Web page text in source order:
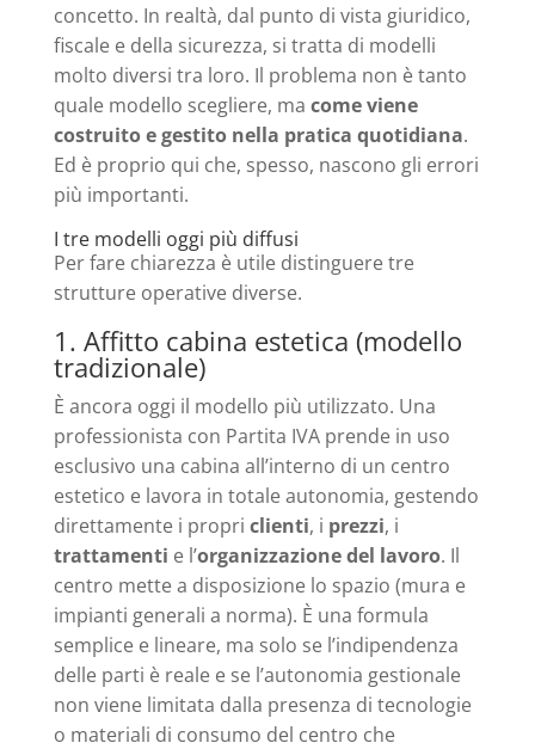
concetto. In realtà, dal punto di vista giuridico,
fiscale e della sicurezza, si tratta di modelli
molto diversi tra loro. Il problema non è tanto
quale modello scegliere, ma come viene
costruito e gestito nella pratica quotidiana.
Ed è proprio qui che, spesso, nascono gli errori
più importanti.
I tre modelli oggi più diffusi
Per fare chiarezza è utile distinguere tre
strutture operative diverse.
1. Affitto cabina estetica (modello
tradizionale)
È ancora oggi il modello più utilizzato. Una
professionista con Partita IVA prende in uso
esclusivo una cabina all’interno di un centro
estetico e lavora in totale autonomia, gestendo
direttamente i propri clienti, i prezzi, i
trattamenti e l’organizzazione del lavoro. Il
centro mette a disposizione lo spazio (mura e
impianti generali a norma). È una formula
semplice e lineare, ma solo se l’indipendenza
delle parti è reale e se l’autonomia gestionale
non viene limitata dalla presenza di tecnologie
o materiali di consumo del centro che